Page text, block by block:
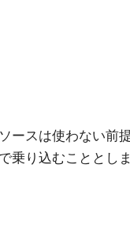
ースは使わない前
乗り込むこととしま